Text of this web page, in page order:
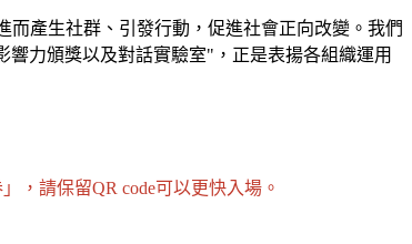
產生社群、引發行動，促進社會正向改變。我們
力頒獎以及對話實驗室"，正是表揚各組織運用
，請保留QR code可以更快入場。